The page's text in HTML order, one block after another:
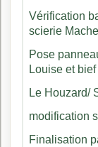
Vérification
scierie
Pose
Louise et
Le Houzard/
modification
Finalisation